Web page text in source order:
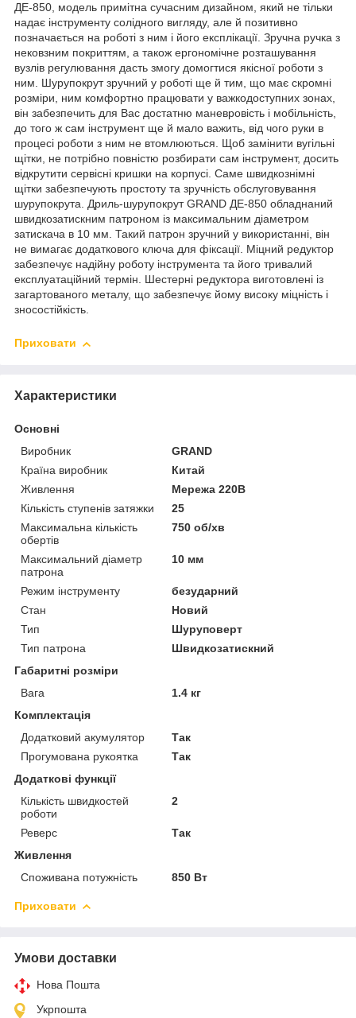
ДЕ-850, модель примітна сучасним дизайном, який не тільки
надає інструменту солідного вигляду, але й позитивно
позначається на роботі з ним і його експлікації. Зручна ручка з
нековзним покриттям, а також ергономічне розташування
вузлів регулювання дасть змогу домогтися якісної роботи з
ним. Шурупокрут зручний у роботі ще й тим, що має скромні
розміри, ним комфортно працювати у важкодоступних зонах,
він забезпечить для Вас достатню маневровість і мобільність,
до того ж сам інструмент ще й мало важить, від чого руки в
процесі роботи з ним не втомлюються. Щоб замінити вугільні
щітки, не потрібно повністю розбирати сам інструмент, досить
відкрутити сервісні кришки на корпусі. Саме швидкознімні
щітки забезпечують простоту та зручність обслуговування
шурупокрута. Дриль-шурупокрут GRAND ДЕ-850 обладнаний
швидкозатискним патроном із максимальним діаметром
затискача в 10 мм. Такий патрон зручний у використанні, він
не вимагає додаткового ключа для фіксації. Міцний редуктор
забезпечує надійну роботу інструмента та його тривалий
експлуатаційний термін. Шестерні редуктора виготовлені із
загартованого металу, що забезпечує йому високу міцність і
зносостійкість.
Приховати
Характеристики
Основні
Виробник
GRAND
Країна виробник
Китай
Живлення
Мережа 220В
Кількість ступенів затяжки
25
Максимальна кількість
обертів
750 об/хв
Максимальний діаметр
патрона
10 мм
Режим інструменту
безударний
Стан
Новий
Тип
Шуруповерт
Тип патрона
Швидкозатискний
Габаритні розміри
Вага
1.4 кг
Комплектація
Додатковий акумулятор
Так
Прогумована рукоятка
Так
Додаткові функції
Кількість швидкостей
роботи
2
Реверс
Так
Живлення
Споживана потужність
850 Вт
Приховати
Умови доставки
Нова Пошта
Укрпошта